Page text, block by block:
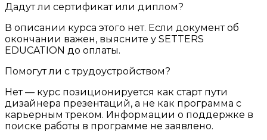
Дадут ли сертификат или диплом?
В описании курса этого нет. Если документ об
окончании важен, выясните у SETTERS
EDUCATION до оплаты.
Помогут ли с трудоустройством?
Нет — курс позиционируется как старт пути
дизайнера презентаций, а не как программа с
карьерным треком. Информации о поддержке в
поиске работы в программе не заявлено.